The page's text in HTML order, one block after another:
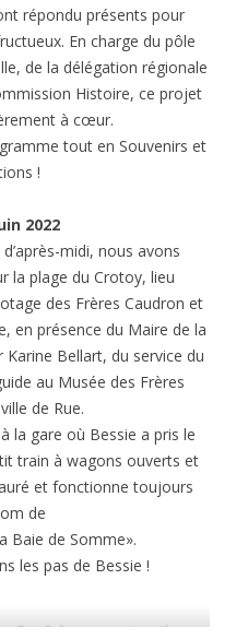
répondu présents pour
En charge du pôle
de la délégation régionale
Histoire, ce projet
à cœur.
tout en Souvenirs et
!
2022
midi, nous avons
la plage du Crotoy, lieu
des Frères Caudron et
en présence du Maire de la
Bellart, du service du
au Musée des Frères
de Rue.
la gare où Bessie a pris le
train à wagons ouverts et
et fonctionne toujours
de
Baie de Somme».
les pas de Bessie !